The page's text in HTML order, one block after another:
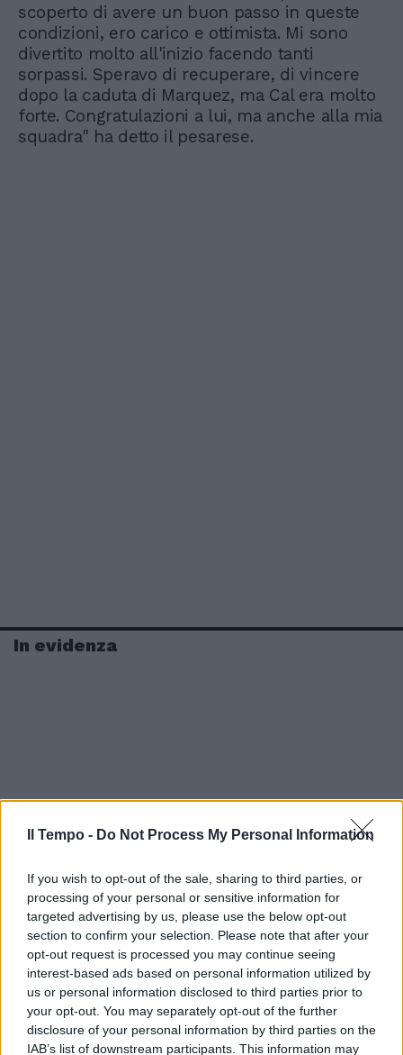
Il Tempo - Do Not Process My Personal Information
If you wish to opt-out of the sale, sharing to third parties, or
processing of your personal or sensitive information for
targeted advertising by us, please use the below opt-out
section to confirm your selection. Please note that after your
opt-out request is processed you may continue seeing
interest-based ads based on personal information utilized by
us or personal information disclosed to third parties prior to
your opt-out. You may separately opt-out of the further
disclosure of your personal information by third parties on the
IAB’s list of downstream participants. This information may
scoperto di avere un buon passo in queste
condizioni, ero carico e ottimista. Mi sono
divertito molto all'inizio facendo tanti
sorpassi. Speravo di recuperare, di vincere
dopo la caduta di Marquez, ma Cal era molto
forte. Congratulazioni a lui, ma anche alla mia
squadra" ha detto il pesarese.
In evidenza